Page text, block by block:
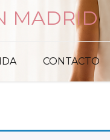
MADRID
CONTACTO